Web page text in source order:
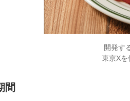
開発す
東京Xを
間